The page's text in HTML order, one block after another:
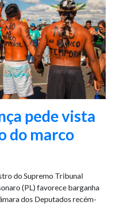
pede vista
do marco
do Supremo Tribunal
(PL) favorece barganha
dos Deputados recém-